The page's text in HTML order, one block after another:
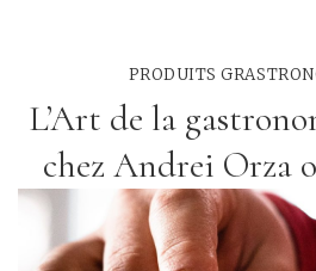
PRODUITS
L’Art de la
chez Andrei Orza